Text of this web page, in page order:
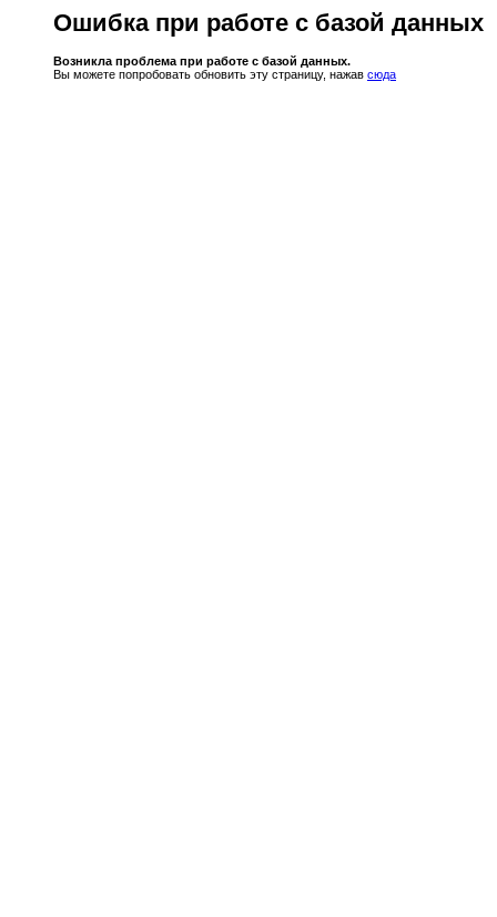
Ошибка при работе с базой данных
Возникла проблема при работе с базой данных.
Вы можете попробовать обновить эту страницу, нажав сюда